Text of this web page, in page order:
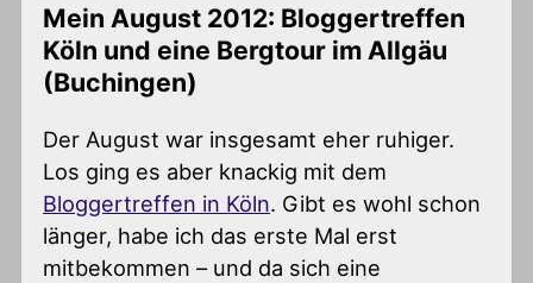
Mein August 2012: Bloggertreffen
Köln und eine Bergtour im Allgäu
(Buchingen)
Der August war insgesamt eher ruhiger.
Los ging es aber knackig mit dem
Bloggertreffen in Köln. Gibt es wohl schon
länger, habe ich das erste Mal erst
mitbekommen – und da sich eine